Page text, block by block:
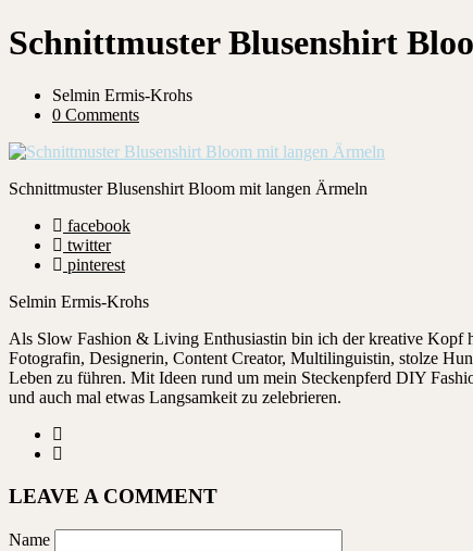
Schnittmuster Blusenshirt
Selmin Ermis-Krohs
0 Comments
Schnittmuster Blusenshirt Bloom mit langen Ärmeln
facebook
twitter
pinterest
Selmin Ermis-Krohs
Als Slow Fashion & Living Enthusiastin bin ich der kreative Kopf
Fotografin, Designerin, Content Creator, Multilinguistin, stolze
Leben zu führen. Mit Ideen rund um mein Steckenpferd DIY
und auch mal etwas Langsamkeit zu zelebrieren.
LEAVE A COMMENT
Name